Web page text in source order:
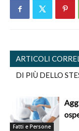
ARTICOLI
DI PIÙ DELLO
Fatti e Persone